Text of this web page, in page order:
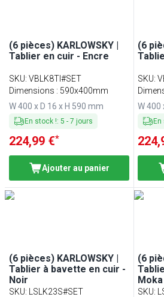
(6 pièces) KARLOWSKY |
Tablier en cuir - Encre
SKU: VBLK8TI#SET
Dimensions : 590x400mm
W 400 x D 16 x H 590 mm
En stock !: 5 - 7 jours
224,99 €*
Ajouter au panier
(6
SKU:
W 400
(6 pièces) KARLOWSKY |
Tablier à bavette en cuir -
Noir
SKU: LSLK23S#SET
(6
Moka
SKU: